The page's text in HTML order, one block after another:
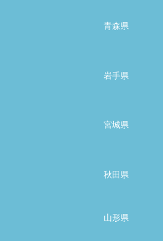
青森県
岩手県
宮城県
秋田県
山形県